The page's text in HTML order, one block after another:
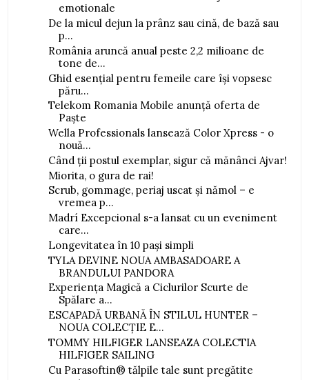
emotionale
De la micul dejun la prânz sau cină, de bază sau
p...
România aruncă anual peste 2,2 milioane de
tone de...
Ghid esențial pentru femeile care își vopsesc
păru...
Telekom Romania Mobile anunță oferta de
Paște
Wella Professionals lansează Color Xpress - o
nouă...
Când ții postul exemplar, sigur că mănânci Ajvar!
Miorita, o gura de rai!
Scrub, gommage, periaj uscat și nămol – e
vremea p...
Madrí Excepcional s-a lansat cu un eveniment
care...
Longevitatea în 10 pași simpli
TYLA DEVINE NOUA AMBASADOARE A
BRANDULUI PANDORA
Experiența Magică a Ciclurilor Scurte de
Spălare a...
ESCAPADĂ URBANĂ ÎN STILUL HUNTER –
NOUA COLECȚIE E...
TOMMY HILFIGER LANSEAZA COLECTIA
HILFIGER SAILING
Cu Parasoftin® tălpile tale sunt pregătite